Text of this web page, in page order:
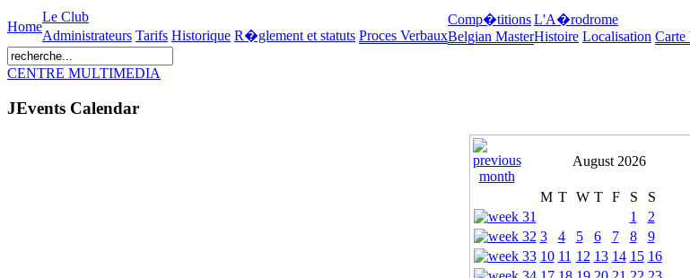
Home
Le Club
Administrateurs Tarifs Historique R�glement et statuts Proces Verbaux
Comp�titions
Belgian Master
L'A�rodrome
Histoire Localisation
CENTRE MULTIMEDIA
JEvents Calendar
August 2026
M T W T F S
S
1
2
3
4 5 6 7 8
9
10 11 12 13 14 15 16